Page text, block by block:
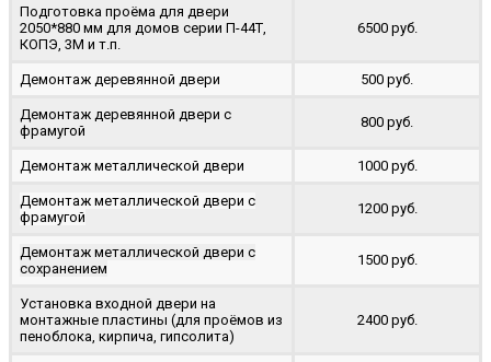
Подготовка проёма для двери
2050*880 мм для домов серии П-44Т,
КОПЭ, 3М и т.п.
6500 руб.
Демонтаж деревянной двери 500 руб.
Демонтаж деревянной двери с
фрамугой
800 руб.
Демонтаж металлической двери 1000 руб.
Демонтаж металлической двери с
фрамугой
1200 руб.
Демонтаж металлической двери с
сохранением
1500 руб.
Установка входной двери на
монтажные пластины (для проёмов из
пеноблока, кирпича, гипсолита)
2400 руб.